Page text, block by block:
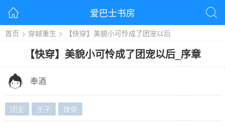
 爱巴士书房 
首页 > 穿越重生 > 【快穿】美貌小可怜成了团宠以后
【快穿】美貌小可怜成了团宠以后_ 序章
 奉酒
团宠 生子 快穿